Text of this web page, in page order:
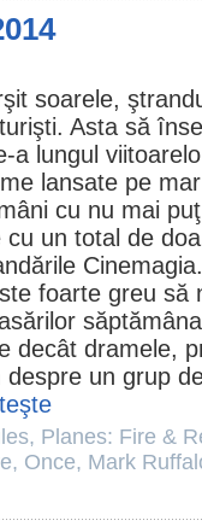
soarele,
Asta să
a lungul
lansate pe
cu nu mai
cu un total de
foarte greu
decât dramele,
un grup
, Planes: Fire &
, Once, Mark